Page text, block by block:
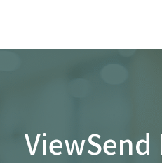
ViewSend